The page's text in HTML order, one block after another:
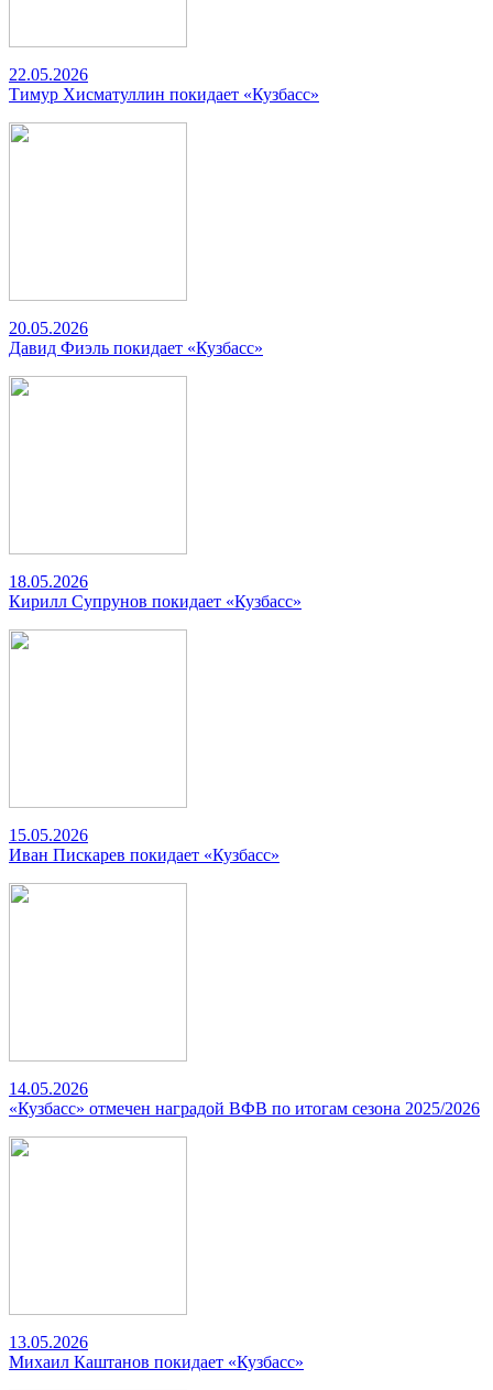
22.05.2026
Тимур Хисматуллин покидает «Кузбасс»
20.05.2026
Давид Фиэль покидает «Кузбасс»
18.05.2026
Кирилл Супрунов покидает «Кузбасс»
15.05.2026
Иван Пискарев покидает «Кузбасс»
14.05.2026
«Кузбасс» отмечен наградой ВФВ по итогам сезона 2025/2026
13.05.2026
Михаил Каштанов покидает «Кузбасс»